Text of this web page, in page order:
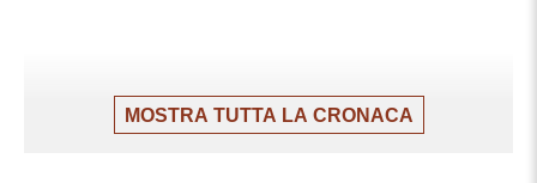
MOSTRA TUTTA LA CRONACA